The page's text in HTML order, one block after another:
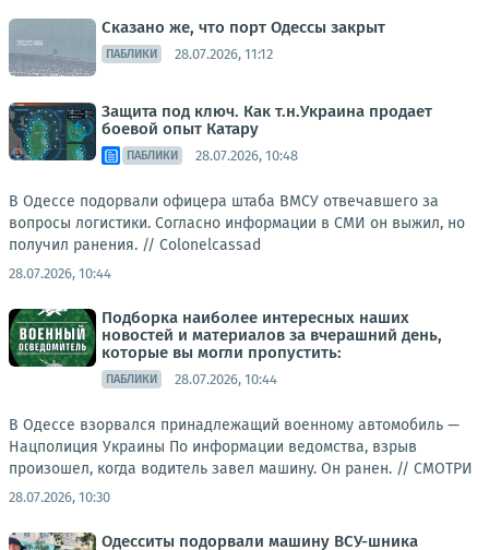
Сказано же, что порт Одессы закрыт
ПАБЛИКИ 28.07.2026, 11:12
Защита под ключ. Как т.н.Украина продает
боевой опыт Катару
ПАБЛИКИ 28.07.2026, 10:48
В Одессе подорвали офицера штаба ВМСУ отвечавшего за
вопросы логистики. Согласно информации в СМИ он выжил, но
получил ранения. // Colonelcassad
28.07.2026, 10:44
Подборка наиболее интересных наших
новостей и материалов за вчерашний день,
которые вы могли пропустить:
ПАБЛИКИ 28.07.2026, 10:44
В Одессе взорвался принадлежащий военному автомобиль —
Нацполиция Украины По информации ведомства, взрыв
произошел, когда водитель завел машину. Он ранен. // СМОТРИ
28.07.2026, 10:30
Одесситы подорвали машину ВСУ-шника